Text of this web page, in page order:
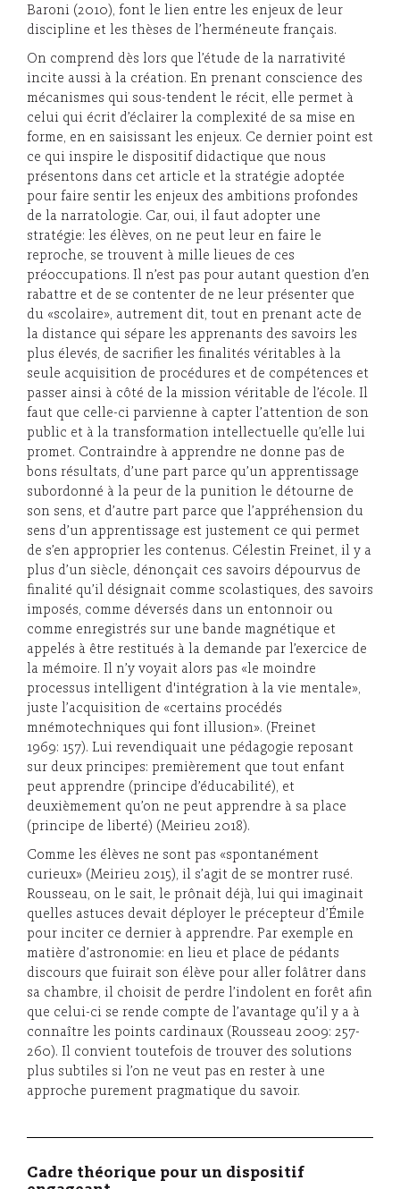
Baroni (2010), font le lien entre les enjeux de leur
discipline et les thèses de l’herméneute français.
On comprend dès lors que l’étude de la narrativité
incite aussi à la création. En prenant conscience des
mécanismes qui sous-tendent le récit, elle permet à
celui qui écrit d’éclairer la complexité de sa mise en
forme, en en saisissant les enjeux. Ce dernier point est
ce qui inspire le dispositif didactique que nous
présentons dans cet article et la stratégie adoptée
pour faire sentir les enjeux des ambitions profondes
de la narratologie. Car, oui, il faut adopter une
stratégie: les élèves, on ne peut leur en faire le
reproche, se trouvent à mille lieues de ces
préoccupations. Il n’est pas pour autant question d’en
rabattre et de se contenter de ne leur présenter que
du «scolaire», autrement dit, tout en prenant acte de
la distance qui sépare les apprenants des savoirs les
plus élevés, de sacrifier les finalités véritables à la
seule acquisition de procédures et de compétences et
passer ainsi à côté de la mission véritable de l’école. Il
faut que celle-ci parvienne à capter l’attention de son
public et à la transformation intellectuelle qu’elle lui
promet. Contraindre à apprendre ne donne pas de
bons résultats, d’une part parce qu’un apprentissage
subordonné à la peur de la punition le détourne de
son sens, et d’autre part parce que l’appréhension du
sens d’un apprentissage est justement ce qui permet
de s’en approprier les contenus. Célestin Freinet, il y a
plus d’un siècle, dénonçait ces savoirs dépourvus de
finalité qu’il désignait comme scolastiques, des savoirs
imposés, comme déversés dans un entonnoir ou
comme enregistrés sur une bande magnétique et
appelés à être restitués à la demande par l’exercice de
la mémoire. Il n’y voyait alors pas «le moindre
processus intelligent d'intégration à la vie mentale»,
juste l’acquisition de «certains procédés
mnémotechniques qui font illusion». (Freinet
1969: 157). Lui revendiquait une pédagogie reposant
sur deux principes: premièrement que tout enfant
peut apprendre (principe d’éducabilité), et
deuxièmement qu’on ne peut apprendre à sa place
(principe de liberté) (Meirieu 2018).
Comme les élèves ne sont pas «spontanément
curieux» (Meirieu 2015), il s’agit de se montrer rusé.
Rousseau, on le sait, le prônait déjà, lui qui imaginait
quelles astuces devait déployer le précepteur d’Émile
pour inciter ce dernier à apprendre. Par exemple en
matière d’astronomie: en lieu et place de pédants
discours que fuirait son élève pour aller folâtrer dans
sa chambre, il choisit de perdre l’indolent en forêt afin
que celui-ci se rende compte de l’avantage qu’il y a à
connaître les points cardinaux (Rousseau 2009: 257-
260). Il convient toutefois de trouver des solutions
plus subtiles si l’on ne veut pas en rester à une
approche purement pragmatique du savoir.
Cadre théorique pour un dispositif